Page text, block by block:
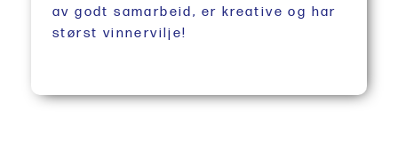
av godt samarbeid, er kreative og har
størst vinnervilje!